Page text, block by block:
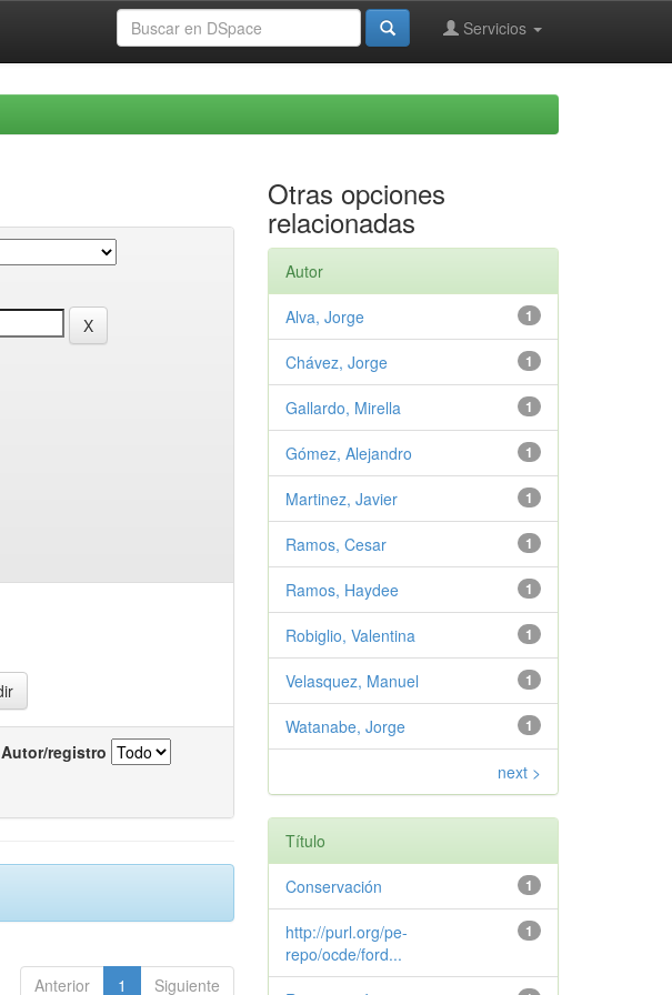
Servicios
Autor/registro
Anterior 1 Siguiente
Otras opciones
relacionadas
Autor
1
Alva, Jorge
1
Chávez, Jorge
1
Gallardo, Mirella
1
Gómez, Alejandro
1
Martinez, Javier
1
Ramos, Cesar
1
Ramos, Haydee
1
Robiglio, Valentina
1
Velasquez, Manuel
1
Watanabe, Jorge
next >
Título
1
Conservación
1
http://purl.org/pe-
repo/ocde/ford...